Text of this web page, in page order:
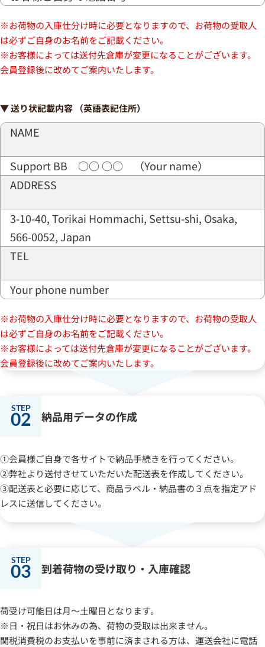
※お荷物の入庫仕分け時に必要となりますので、お荷物の受取人
は必ずご自身のお名前をご記載ください。
※お客様によっては送付先倉庫が変更になることがございます。
会員登録後に改めてご案内いたします。
▼ 送り状記載内容 （英語表記住所）
NAME
Support BB ○○ ○○ （Your name）
ADDRESS
3-10-40, Torikai Hommachi, Settsu-shi, Osaka,
566-0052, Japan
TEL
Your phone number
※お荷物の入庫仕分け時に必要となりますので、お荷物の受取人
は必ずご自身のお名前をご記載ください。
※お客様によっては送付先倉庫が変更になることがございます。
会員登録後に改めてご案内いたします。
02 納品用データの作成
①会員様ご自身で各サイトで納品手続きを行ってください。
②弊社より送付させていただいた配送表を作成してください。
③配送表と必要に応じて、商品ラベル・納品書の３点を指定アド
レスに送信してください。
03 到着荷物の受け取り・入庫確認
荷受け可能日は月～土曜日となります。
※日・祝日はお休みの為、荷物の受取は出来ません。
関税消費税のお支払いを事前に済まされる方は、運送会社に電話